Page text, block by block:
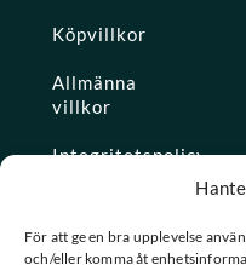
För att ge en bra upplevelse
och/eller komma åt
Köpvillkor
Allmänna
villkor
Integritetspolicy